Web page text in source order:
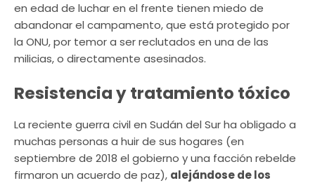
en edad de luchar en el frente tienen miedo de
abandonar el campamento, que está protegido por
la ONU, por temor a ser reclutados en una de las
milicias, o directamente asesinados.
Resistencia y tratamiento tóxico
La reciente guerra civil en Sudán del Sur ha obligado a
muchas personas a huir de sus hogares (en
septiembre de 2018 el gobierno y una facción rebelde
firmaron un acuerdo de paz), alejándose de los